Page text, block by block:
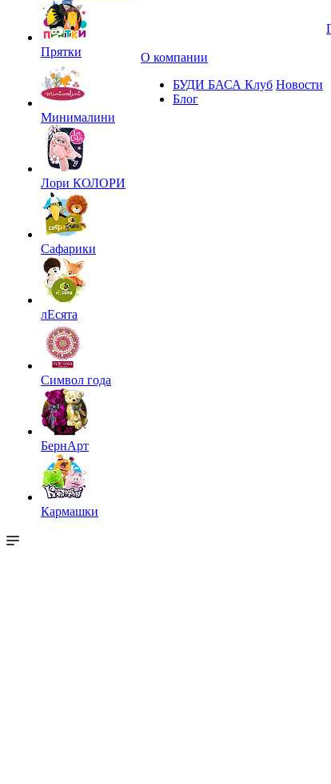
Прятки
Минималини
Лори КОЛОРИ
Сафарики
лЕсята
Символ года
БернАрт
Кармашки
О компании
БУДИ БАСА Клуб
Блог
Новости